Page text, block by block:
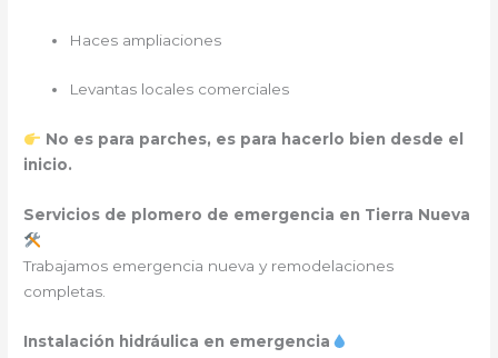
Haces ampliaciones
Levantas locales comerciales
No es para parches, es para hacerlo bien desde el
inicio.
Servicios de plomero de emergencia en Tierra Nueva
Trabajamos emergencia nueva y remodelaciones
completas.
Instalación hidráulica en emergencia